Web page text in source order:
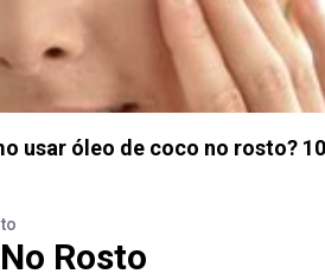
usar óleo de coco no rosto?
Rosto